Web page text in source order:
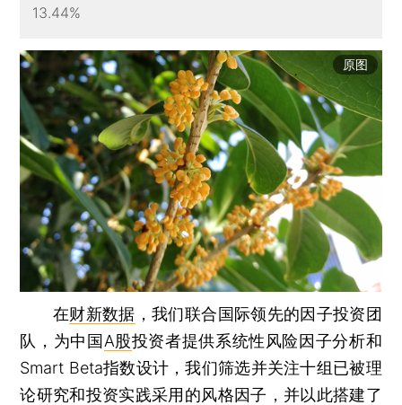
13.44%
原图
在财新数据 ，我们联合国际领先的因子投资团
队，为中国A股投资者提供系统性风险因子分析和
Smart Beta指数设计，我们筛选并关注十组已被理
论研究和投资实践采用的风格因子，并以此搭建了